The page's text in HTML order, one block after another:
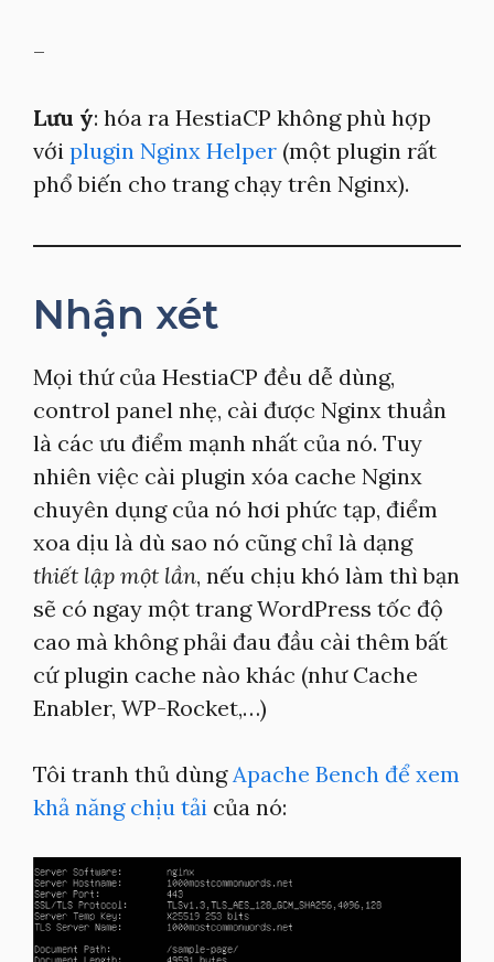
–
Lưu ý: hóa ra HestiaCP không phù hợp
với plugin Nginx Helper (một plugin rất
phổ biến cho trang chạy trên Nginx).
Nhận xét
Mọi thứ của HestiaCP đều dễ dùng,
control panel nhẹ, cài được Nginx thuần
là các ưu điểm mạnh nhất của nó. Tuy
nhiên việc cài plugin xóa cache Nginx
chuyên dụng của nó hơi phức tạp, điểm
xoa dịu là dù sao nó cũng chỉ là dạng
thiết lập một lần, nếu chịu khó làm thì bạn
sẽ có ngay một trang WordPress tốc độ
cao mà không phải đau đầu cài thêm bất
cứ plugin cache nào khác (như Cache
Enabler, WP-Rocket,…)
Tôi tranh thủ dùng Apache Bench để xem
khả năng chịu tải của nó: